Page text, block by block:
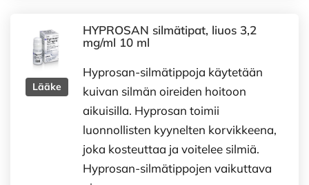
Lääke
HYPROSAN silmätipat, liuos 3,2
mg/ml 10 ml
Hyprosan-silmätippoja käytetään
kuivan silmän oireiden hoitoon
aikuisilla. Hyprosan toimii
luonnollisten kyynelten korvikkeena,
joka kosteuttaa ja voitelee silmiä.
Hyprosan-silmätippojen vaikuttava